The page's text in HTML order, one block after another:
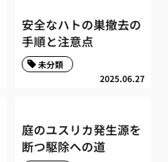
安全なハトの巣撤去の
手順と注意点
2025.06.27
未分類
庭のユスリカ発生源を
断つ駆除への道